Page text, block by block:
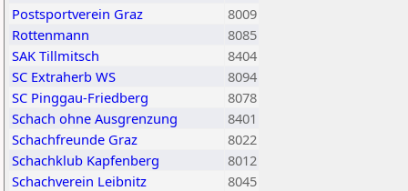
Postsportverein Graz
8009
Rottenmann
8085
SAK Tillmitsch
8404
SC Extraherb WS
8094
SC Pinggau-Friedberg
8078
Schach ohne Ausgrenzung
8401
Schachfreunde Graz
8022
Schachklub Kapfenberg
8012
Schachverein Leibnitz
8045